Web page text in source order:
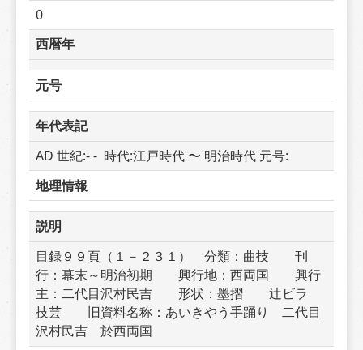
0
西暦年
元号
年代表記
AD 世紀:- -  時代:江戸時代 〜 明治時代 元号:
地理情報
説明
目録９９頁（１－２３１）　分類：曲技　　刊
行：幕末～明治初期　　興行地：西両国　　興行
主：二代目沢村民吉　　形状：墨摺　　辻ビラ
技芸　　旧資料名称：あいきやう手踊り　二代目
沢村民吉　於西両国